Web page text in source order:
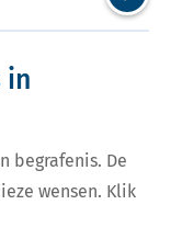
in
begrafenis. De
wensen. Klik